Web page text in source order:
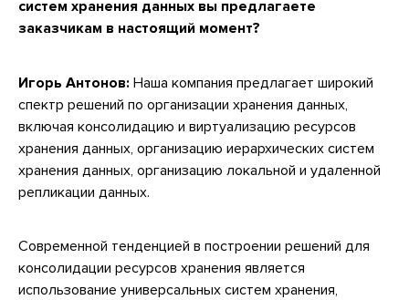
систем хранения данных вы предлагаете
заказчикам в настоящий момент?
Игорь Антонов: Наша компания предлагает широкий
спектр решений по организации хранения данных,
включая консолидацию и виртуализацию ресурсов
хранения данных, организацию иерархических систем
хранения данных, организацию локальной и удаленной
репликации данных.
Современной тенденцией в построении решений для
консолидации ресурсов хранения является
использование универсальных систем хранения,